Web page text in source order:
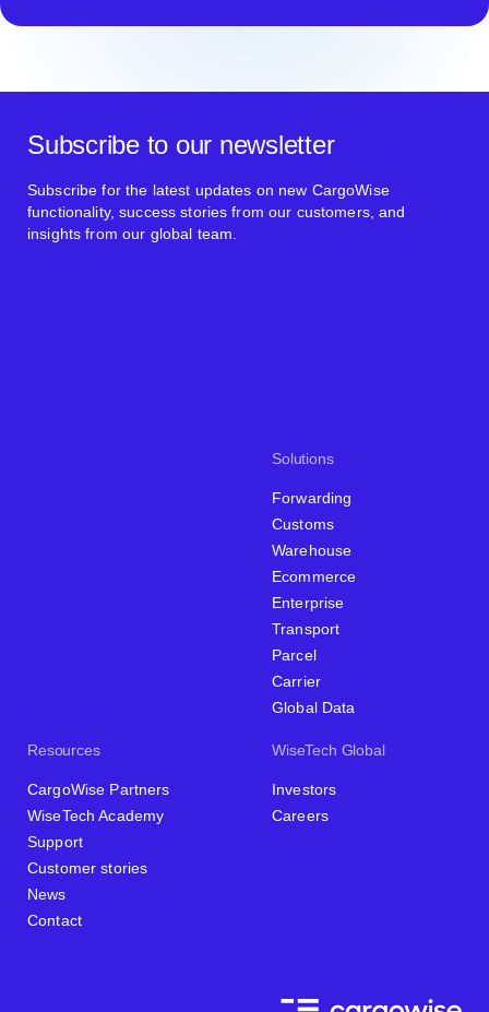
Solutions
Forwarding
Customs
Warehouse
Ecommerce
Enterprise
Transport
Parcel
Carrier
Global Data
Resources
CargoWise Partners
WiseTech Academy
Support
Customer stories
News
Contact
WiseTech Global
Investors
Careers
Subscribe to our newsletter
Subscribe for the latest updates on new CargoWise
functionality, success stories from our customers, and
insights from our global team.